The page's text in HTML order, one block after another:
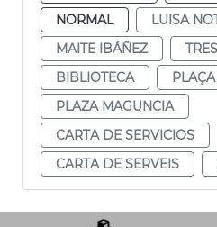
NORMAL
LUISA
MAITE IBÁÑEZ
BIBLIOTECA
PLAZA MAGUNCIA
CARTA DE SERVICIOS
CARTA DE SERVEIS